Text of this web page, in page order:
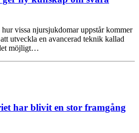
vissa njursjukdomar uppstår kommer
utveckla en avancerad teknik kallad
möjligt…
har blivit en stor framgång